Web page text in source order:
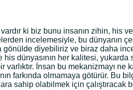
ki biz bunu insanın zihin, his
incelemesiyle, bu dünyanın
gönülde diyebiliriz ve biraz daha
dünyasının her kalitesi,
İnsan bu mekanizmayı ne
farkında olmamaya götürür.
sahip olabilmek için